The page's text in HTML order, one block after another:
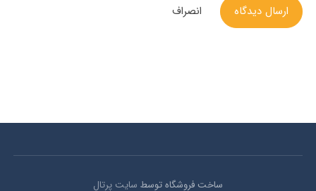
ارسال دیدگاه انصراف
ساخت فروشگاه توسط سایت پرتال